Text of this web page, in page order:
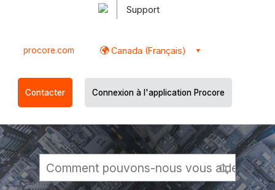
Support
procore.com Canada (Français)
Contacter Connexion à l'application Procore